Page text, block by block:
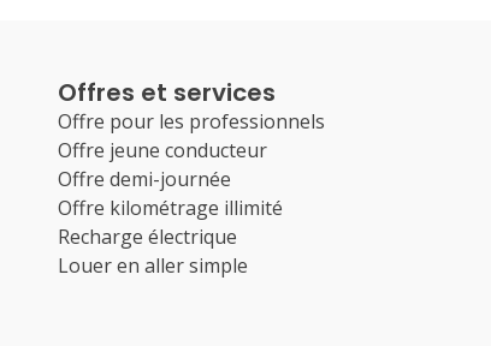
Offres et services
Offre pour les professionnels
Offre jeune conducteur
Offre demi-journée
Offre kilométrage illimité
Recharge électrique
Louer en aller simple